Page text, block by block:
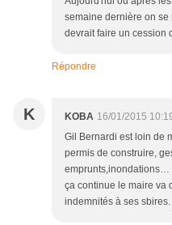
semaine dernière on se
devrait faire un cession
Répondre
K KOBA 16/01/2015
Gil Bernardi est loin de
permis de construire,
emprunts,inondations…
ça continue le maire va
indemnités à ses sbires.